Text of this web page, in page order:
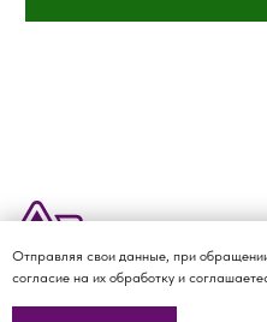
Политика
О КОМПАНИИ
Отправляя свои данные, при
согласие на их обработку и